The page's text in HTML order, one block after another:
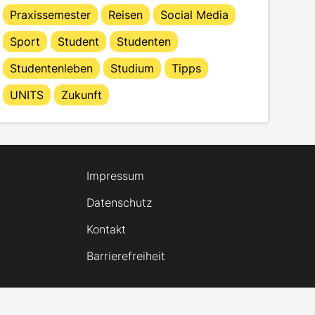
Praxissemester
Reisen
Social Media
Sport
Student
Studenten
Studentenleben
Studium
Tipps
UNITS
Zukunft
Impressum
Datenschutz
Kontakt
Barrierefreiheit